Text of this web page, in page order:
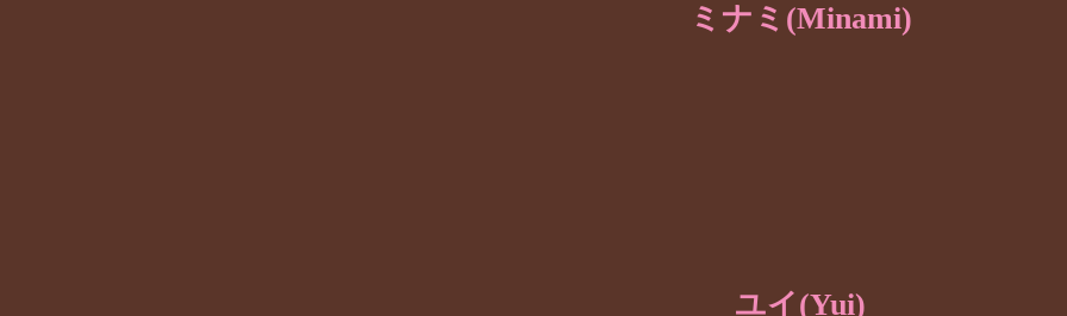
ミナミ(Minami)
ユイ(Yui)